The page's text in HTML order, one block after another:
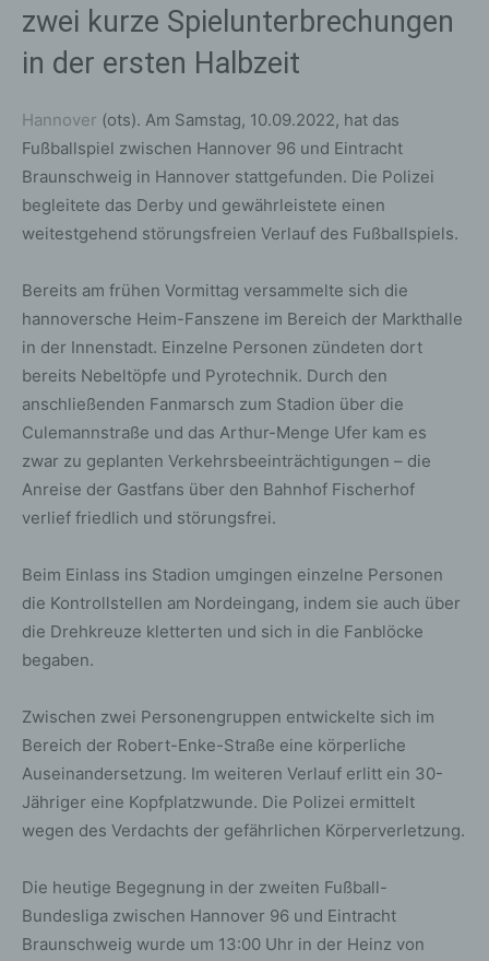
zwei kurze Spielunterbrechungen
in der ersten Halbzeit
Hannover (ots). Am Samstag, 10.09.2022, hat das
Fußballspiel zwischen Hannover 96 und Eintracht
Braunschweig in Hannover stattgefunden. Die Polizei
begleitete das Derby und gewährleistete einen
weitestgehend störungsfreien Verlauf des Fußballspiels.
Bereits am frühen Vormittag versammelte sich die
hannoversche Heim-Fanszene im Bereich der Markthalle
in der Innenstadt. Einzelne Personen zündeten dort
bereits Nebeltöpfe und Pyrotechnik. Durch den
anschließenden Fanmarsch zum Stadion über die
Culemannstraße und das Arthur-Menge Ufer kam es
zwar zu geplanten Verkehrsbeeinträchtigungen – die
Anreise der Gastfans über den Bahnhof Fischerhof
verlief friedlich und störungsfrei.
Beim Einlass ins Stadion umgingen einzelne Personen
die Kontrollstellen am Nordeingang, indem sie auch über
die Drehkreuze kletterten und sich in die Fanblöcke
begaben.
Zwischen zwei Personengruppen entwickelte sich im
Bereich der Robert-Enke-Straße eine körperliche
Auseinandersetzung. Im weiteren Verlauf erlitt ein 30-
Jähriger eine Kopfplatzwunde. Die Polizei ermittelt
wegen des Verdachts der gefährlichen Körperverletzung.
Die heutige Begegnung in der zweiten Fußball-
Bundesliga zwischen Hannover 96 und Eintracht
Braunschweig wurde um 13:00 Uhr in der Heinz von